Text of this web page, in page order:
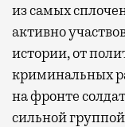
из самых
активно
истории, от
криминальных
на фронте
сильной